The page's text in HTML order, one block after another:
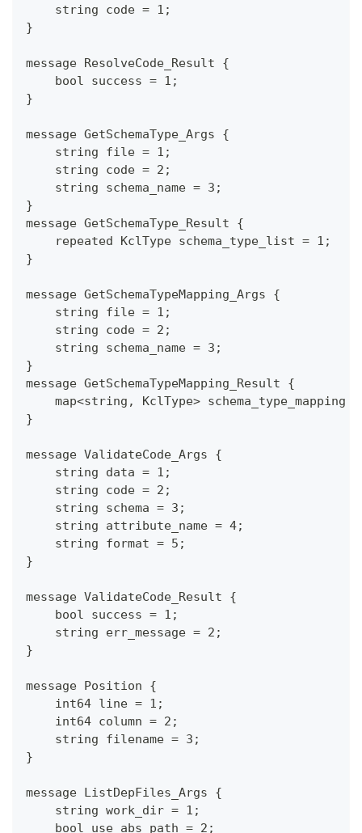
    string code = 1;
}
message ResolveCode_Result {
    bool success = 1;
}
message GetSchemaType_Args {
    string file = 1;
    string code = 2;
    string schema_name = 3;
}
message GetSchemaType_Result {
    repeated KclType schema_type_list = 1;
}
message GetSchemaTypeMapping_Args {
    string file = 1;
    string code = 2;
    string schema_name = 3;
}
message GetSchemaTypeMapping_Result {
map<string, KclType> schema_type_mapping
}
message ValidateCode_Args {
    string data = 1;
    string code = 2;
    string schema = 3;
    string attribute_name = 4;
    string format = 5;
}
message ValidateCode_Result {
    bool success = 1;
    string err_message = 2;
}
message Position {
    int64 line = 1;
    int64 column = 2;
    string filename = 3;
}
message ListDepFiles_Args {
    string work_dir = 1;
    bool use_abs_path = 2;